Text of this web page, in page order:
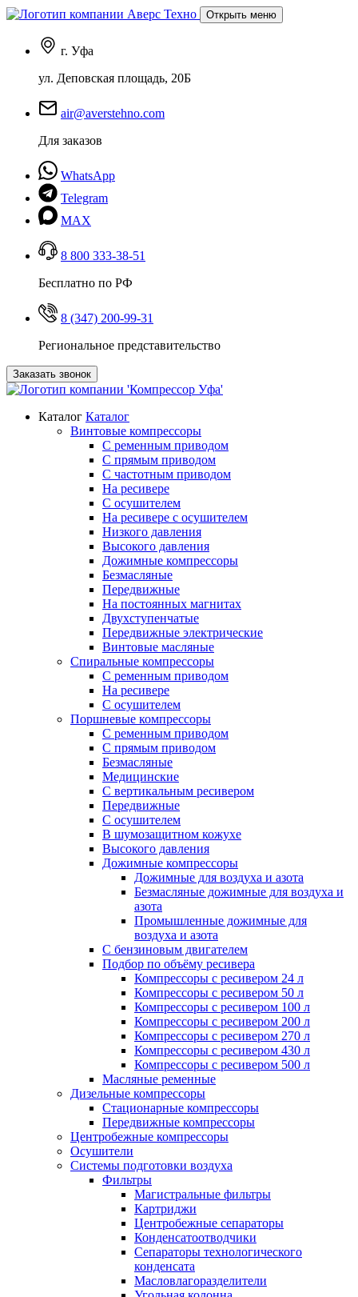
Открыть меню
г. Уфа
ул. Деповская площадь, 20Б
air@averstehno.com
Для заказов
WhatsApp
Telegram
MAX
8 800 333-38-51
Бесплатно по РФ
8 (347) 200-99-31
Региональное представительство
Заказать звонок
Каталог Каталог
Винтовые компрессоры
С ременным приводом
С прямым приводом
С частотным приводом
На ресивере
С осушителем
На ресивере с осушителем
Низкого давления
Высокого давления
Дожимные компрессоры
Безмасляные
Передвижные
На постоянных магнитах
Двухступенчатые
Передвижные электрические
Винтовые масляные
Спиральные компрессоры
С ременным приводом
На ресивере
С осушителем
Поршневые компрессоры
С ременным приводом
С прямым приводом
Безмасляные
Медицинские
С вертикальным ресивером
Передвижные
С осушителем
В шумозащитном кожухе
Высокого давления
Дожимные компрессоры
Дожимные для воздуха и азота
Безмасляные дожимные для воздуха и
азота
Промышленные дожимные для
воздуха и азота
С бензиновым двигателем
Подбор по объёму ресивера
Компрессоры с ресивером 24 л
Компрессоры с ресивером 50 л
Компрессоры с ресивером 100 л
Компрессоры с ресивером 200 л
Компрессоры с ресивером 270 л
Компрессоры с ресивером 430 л
Компрессоры с ресивером 500 л
Масляные ременные
Дизельные компрессоры
Стационарные компрессоры
Передвижные компрессоры
Центробежные компрессоры
Осушители
Системы подготовки воздуха
Фильтры
Магистральные фильтры
Картриджи
Центробежные сепараторы
Конденсатоотводчики
Сепараторы технологического
конденсата
Масловлагоразделители